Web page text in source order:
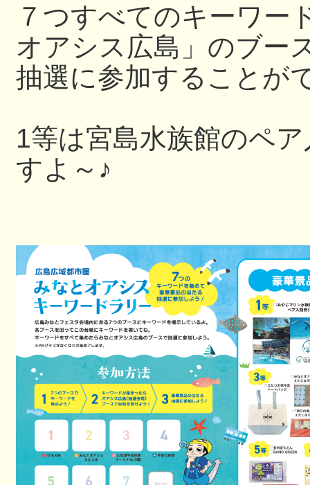
７つすべてのキーワー
オアシス広島」のブー
抽選に参加することが
1等は宮島水族館のペ
すよ～♪